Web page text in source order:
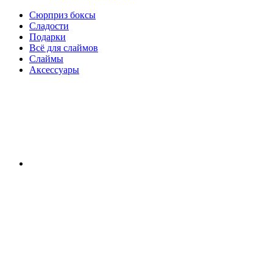
Сюрприз боксы
Сладости
Подарки
Всё для слаймов
Слаймы
Аксессуары